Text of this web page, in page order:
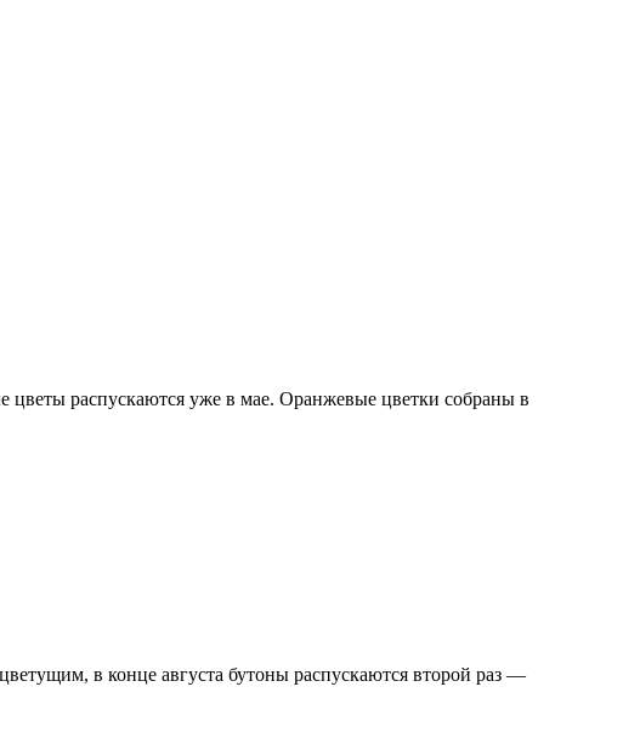
цветы распускаются уже в мае. Оранжевые цветки собраны в
в конце августа бутоны распускаются второй раз —